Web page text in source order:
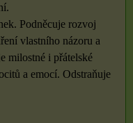
Podněcuje rozvoj
vlastního názoru a
milostné i přátelské
a emocí. Odstraňuje